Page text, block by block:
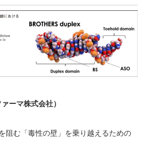
ーマ株式会社）
阻む「毒性の壁」を乗り越えるための